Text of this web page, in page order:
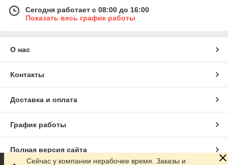
Сегодня работает с 08:00 до 16:00
Показать весь график работы
О нас
Контакты
Доставка и оплата
График работы
Полная версия сайта
Сейчас у компании нерабочее время. Заказы и